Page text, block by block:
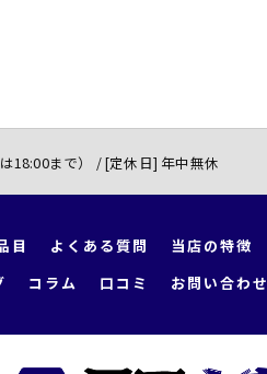
18:00まで） / [定休日] 年中無休
目 よくある質問 当店の特徴
コラム 口コミ お問い合わせ